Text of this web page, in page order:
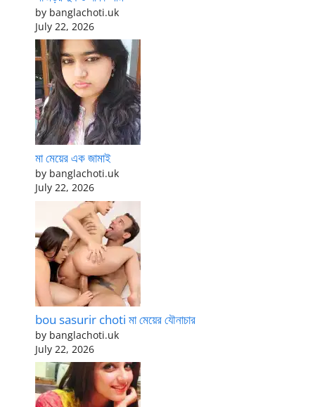
by banglachoti.uk
July 22, 2026
মা মেয়ের এক জামাই
by banglachoti.uk
July 22, 2026
bou sasurir choti মা মেয়ের যৌনাচার
by banglachoti.uk
July 22, 2026